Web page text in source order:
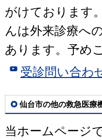
がけております
んは外来診療へ
あります。予め
受診問い合わ
仙台市の他の救急医療
当ホームページ